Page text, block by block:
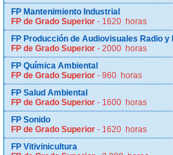
FP Mantenimiento Industrial
FP de Grado Superior - 1620 horas
FP Producción de Audiovisuales Radio y
FP de Grado Superior - 2000 horas
FP Química Ambiental
FP de Grado Superior - 960 horas
FP Salud Ambiental
FP de Grado Superior - 1600 horas
FP Sonido
FP de Grado Superior - 1620 horas
FP Vitivinicultura